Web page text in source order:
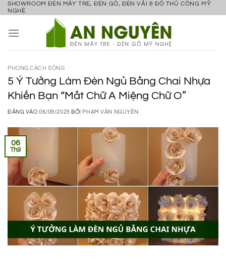
Bỏ
nội
SHOWROOM ĐÈN MÂY TRE, ĐÈN GỖ, ĐÈN VẢI & ĐỒ THỦ CÔNG MỸ
NGHỆ
PHONG CÁCH SỐNG
5 Ý Tưởng Làm Đèn Ngủ Bằng Chai Nhựa
Khiến Bạn “Mắt Chữ A Miệng Chữ O”
ĐĂNG VÀO06/09/2025 BỞI PHẠM VĂN NGUYÊN
06
Th9